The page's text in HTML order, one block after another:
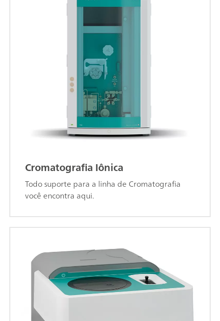
Cromatografia Iônica
Todo suporte para a linha de Cromatografia
você encontra aqui.